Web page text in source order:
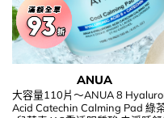
ANUA
大容量110片～ANUA 8
Acid Catechin Calming Pad 綠